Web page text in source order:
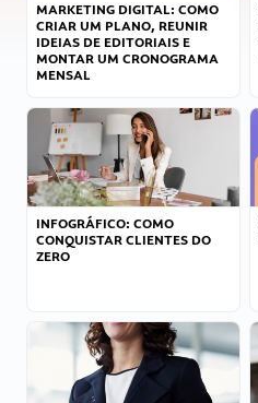
MARKETING DIGITAL: COMO
CRIAR UM PLANO, REUNIR
IDEIAS DE EDITORIAIS E
MONTAR UM CRONOGRAMA
MENSAL
INFOGRÁFICO: COMO
CONQUISTAR CLIENTES DO
ZERO